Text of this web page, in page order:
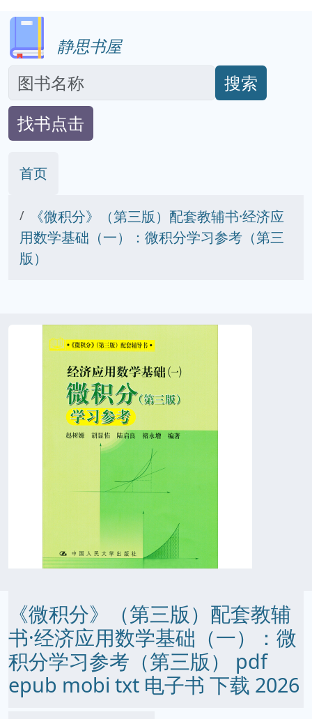
静思书屋
搜索
找书点击
首页
《微积分》（第三版）配套教辅书·经济应
用数学基础（一）：微积分学习参考（第三
版）
《微积分》（第三版）配套教辅
书·经济应用数学基础（一）：微
积分学习参考（第三版） pdf
epub mobi txt 电子书 下载 2026